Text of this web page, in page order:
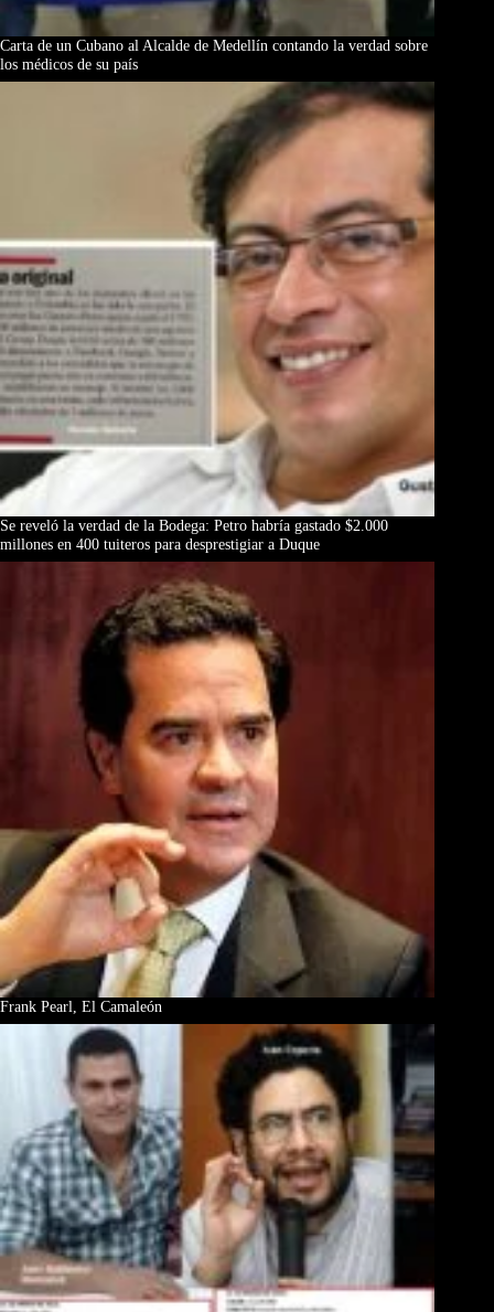
Carta de un Cubano al Alcalde de Medellín contando la verdad sobre
los médicos de su país
Se reveló la verdad de la Bodega: Petro habría gastado $2.000
millones en 400 tuiteros para desprestigiar a Duque
Frank Pearl, El Camaleón